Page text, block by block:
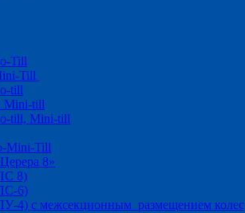
Till
Till
till
Mini-till
till, Mini-till
Mini-Till
8»
8)
6)
4) с межсекционным размещением колес